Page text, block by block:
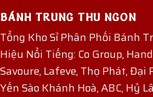
BÁNH TRUNG THU NGON
Tổng Kho Sỉ Phân Phối Bánh
Hiệu Nổi Tiếng: Co Group,
Savoure, Lafeve, Thọ Phát, Đại
Yến Sào Khánh Hoà, ABC, Hỷ